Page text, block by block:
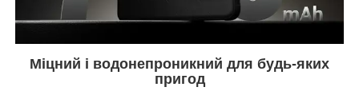
Міцний і водонепроникний для будь-яких
пригод